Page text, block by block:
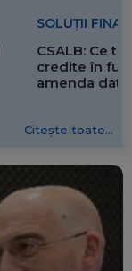
SOLUȚII
CSALB: Ce
credite în
amenda
Citește toate...